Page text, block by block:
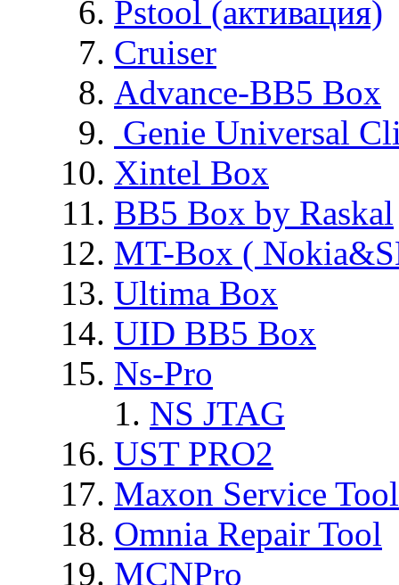
Pstool (активация)
Cruiser
Advance-BB5 Box
Genie Universal
Xintel Box
BB5 Box by Raskal
MT-Box (
Ultima Box
UID BB5 Box
Ns-Pro
NS JTAG
UST PRO2
Maxon Service
Omnia Repair Tool
MCNPro